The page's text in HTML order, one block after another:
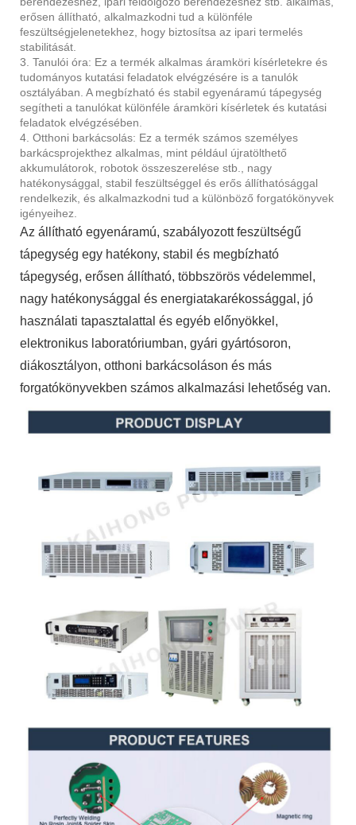
erősen állítható, alkalmazkodni tud a különféle
feszültségjelenetekhez, hogy biztosítsa az ipari termelés
stabilitását.
3. Tanulói óra: Ez a termék alkalmas áramköri kísérletekre és
tudományos kutatási feladatok elvégzésére is a tanulók
osztályában. A megbízható és stabil egyenáramú tápegység
segítheti a tanulókat különféle áramköri kísérletek és kutatási
feladatok elvégzésében.
4. Otthoni barkácsolás: Ez a termék számos személyes
barkácsprojekthez alkalmas, mint például újratölthető
akkumulátorok, robotok összeszerelése stb., nagy
hatékonysággal, stabil feszültséggel és erős állíthatósággal
rendelkezik, és alkalmazkodni tud a különböző forgatókönyvek
igényeihez.
Az állítható egyenáramú, szabályozott feszültségű
tápegység egy hatékony, stabil és megbízható
tápegység, erősen állítható, többszörös védelemmel,
nagy hatékonysággal és energiatakarékossággal, jó
használati tapasztalattal és egyéb előnyökkel,
elektronikus laboratóriumban, gyári gyártósoron,
diákosztályon, otthoni barkácsoláson és más
forgatókönyvekben számos alkalmazási lehetőség van.